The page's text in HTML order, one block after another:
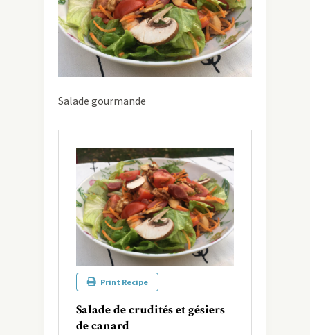
Salade gourmande
Print Recipe
Salade de crudités et gésiers
de canard